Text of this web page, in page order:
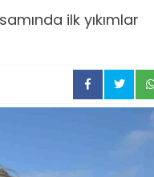
ilk yıkımlar